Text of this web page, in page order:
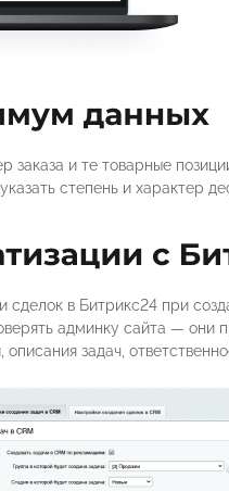
заказа и те товарные
степень и характер
сделок в Битрикс24 при
админку сайта — они
задач,